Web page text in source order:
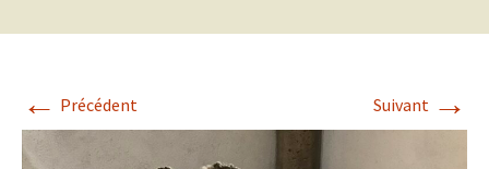
← Précédent Suivant →